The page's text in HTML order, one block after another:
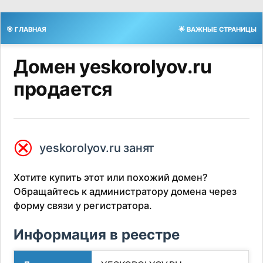
🎯 ГЛАВНАЯ 🌟 ВАЖНЫЕ СТРАНИЦЫ
Домен yeskorolyov.ru
продается
⮿ yeskorolyov.ru занят
Хотите купить этот или похожий домен?
Обращайтесь к администратору домена через
форму связи у регистратора.
Информация в реестре